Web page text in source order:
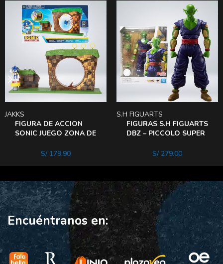
FIGURA DE ACCION
SONIC JUEGO ZONA DE
JAKKS
S/179.90
FIGURAS S.H FIGUARTS
DBZ – PICCOLO SUPER
S.H FIGUARTS
S/279.00
Encuéntranos en: